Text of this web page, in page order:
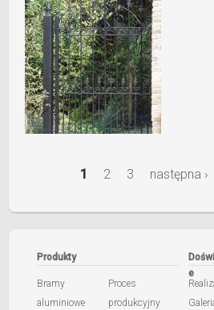
1 2 3 następna ›
Produkty
Bramy
aluminiowe
Proces
produkcyjny
e